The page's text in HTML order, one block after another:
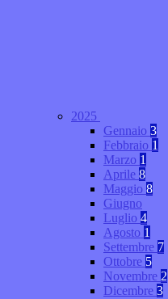
2025
Gennaio 3
Febbraio 1
Marzo 1
Aprile 8
Maggio 8
Giugno
Luglio 4
Agosto 1
Settembre 7
Ottobre 5
Novembre 2
Dicembre 3